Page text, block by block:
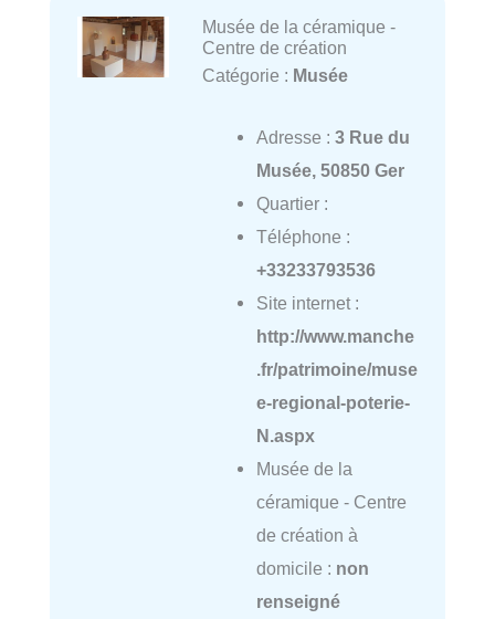
Musée de la céramique -
Centre de création
Catégorie : Musée
Adresse : 3 Rue du
Musée, 50850 Ger
Quartier :
Téléphone :
+33233793536
Site internet :
http://www.manche
.fr/patrimoine/muse
e-regional-poterie-
N.aspx
Musée de la
céramique - Centre
de création à
domicile : non
renseigné